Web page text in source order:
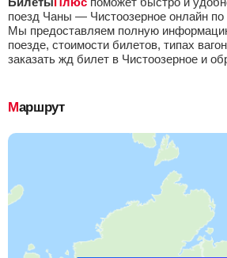
поезд Чаны — Чистоозерное онлайн по
Мы предоставляем полную
поезде, стоимости билетов, типах
заказать жд билет в Чистоозерное и
Маршрут